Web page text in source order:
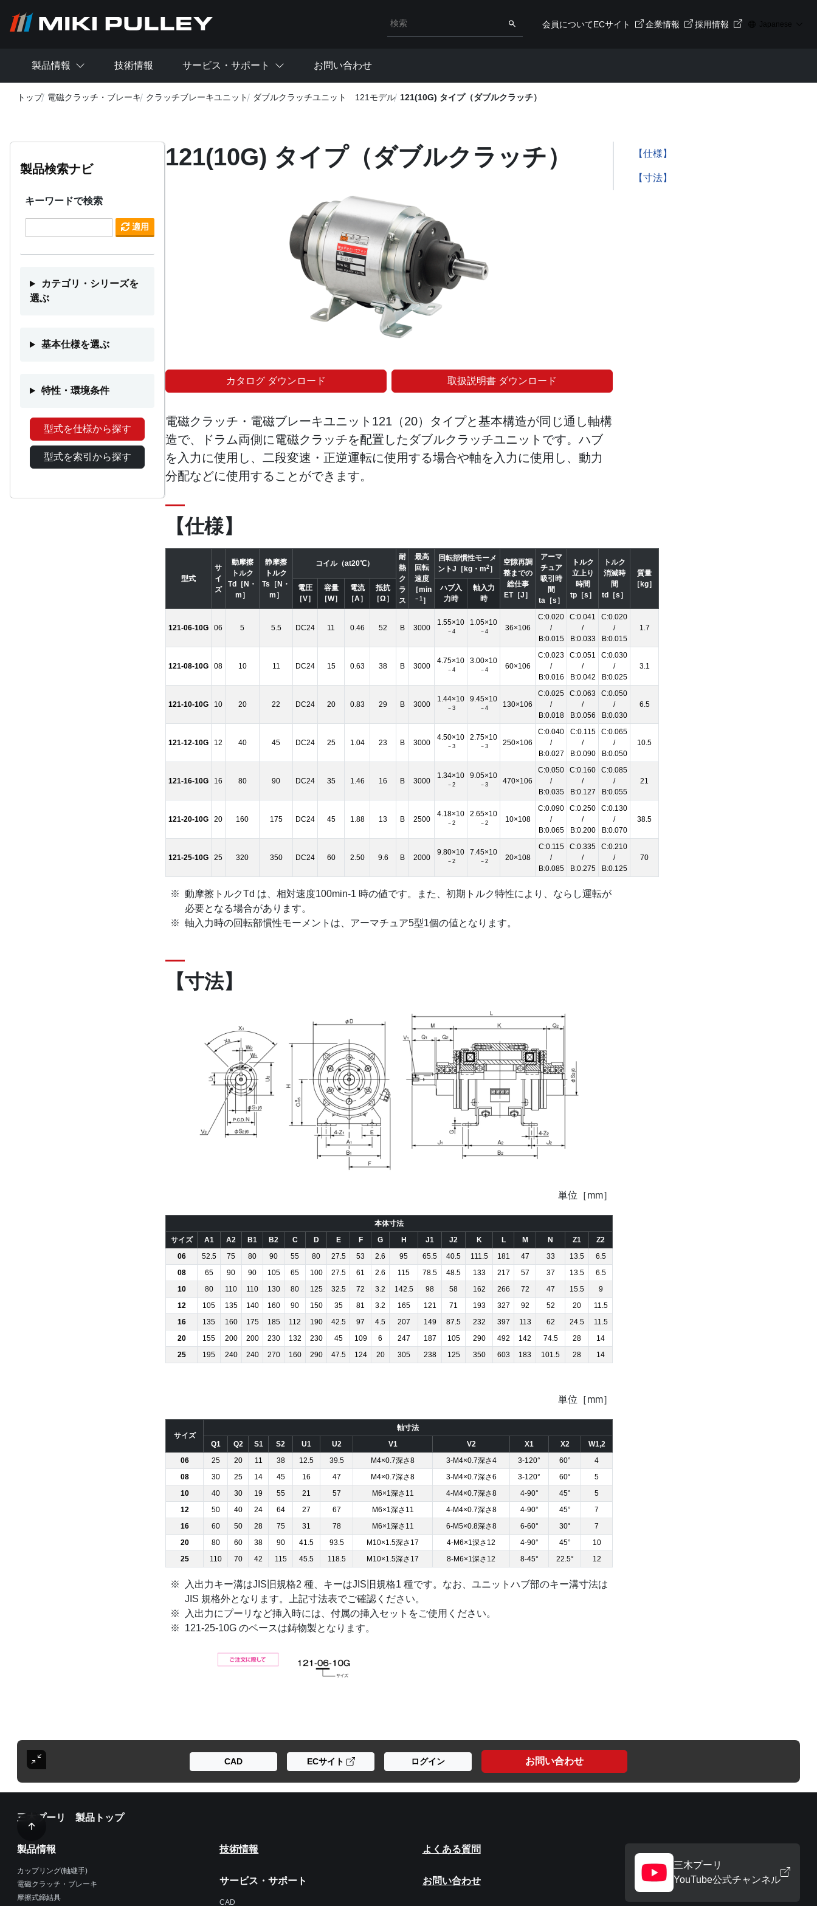
検索キーワード入力 検索
会員についてECサイト 企業情報 採用情報 Japanese
製品情報 技術情報 サービス・サポート お問い合わせ
トップ 電磁クラッチ・ブレーキ クラッチブレーキユニット ダブルクラッチユニット 121モデル 121(10G) タイプ（ダブルクラッチ）
製品検索ナビ
キーワードで検索
適用
カテゴリ・シリーズを
選ぶ
基本仕様を選ぶ
特性・環境条件
型式を仕様から探す
型式を索引から探す
121(10G) タイプ（ダブルクラッチ）
カタログ ダウンロード 取扱説明書 ダウンロード
電磁クラッチ・電磁ブレーキユニット121（20）タイプと基本構造が同じ通し軸構
造で、ドラム両側に電磁クラッチを配置したダブルクラッチユニットです。ハブ
を入力に使用し、二段変速・正逆運転に使用する場合や軸を入力に使用し、動力
分配などに使用することができます。
【仕様】
型式
サ
イ
ズ
動摩擦
トルク
Td［N・
m］
静摩擦
トルク
Ts［N・
m］
コイル（at20℃）
耐
熱
ク
ラ
ス
最高
回転
速度
［min
－1 ］
回転部慣性モーメ
ントJ［kg・m2］
空隙再調
整までの
総仕事
ET［J］
アーマ
チュア
吸引時
間
ta［s］
トルク
立上り
時間
tp［s］
トルク
消滅時
間
td［s］
質量
［kg］
電圧
［V］
容量
［W］
電流
［A］
抵抗
［Ω］
ハブ入
力時
軸入力
時
121-06-10G 06 5 5.5 DC24 11 0.46 52 B 3000
1.55×10
－4
1.05×10
－4 36×106
C:0.020
/
B:0.015
C:0.041
/
B:0.033
C:0.020
/
B:0.015
1.7
121-08-10G 08 10 11 DC24 15 0.63 38 B 3000
4.75×10
－4
3.00×10
－4 60×106
C:0.023
/
B:0.016
C:0.051
/
B:0.042
C:0.030
/
B:0.025
3.1
121-10-10G 10 20 22 DC24 20 0.83 29 B 3000
1.44×10
－3
9.45×10
－4 130×106
C:0.025
/
B:0.018
C:0.063
/
B:0.056
C:0.050
/
B:0.030
6.5
121-12-10G 12 40 45 DC24 25 1.04 23 B 3000
4.50×10
－3
2.75×10
－3 250×106
C:0.040
/
B:0.027
C:0.115
/
B:0.090
C:0.065
/
B:0.050
10.5
121-16-10G 16 80 90 DC24 35 1.46 16 B 3000
1.34×10
－2
9.05×10
－3 470×106
C:0.050
/
B:0.035
C:0.160
/
B:0.127
C:0.085
/
B:0.055
21
121-20-10G 20 160 175 DC24 45 1.88 13 B 2500
4.18×10
－2
2.65×10
－2 10×108
C:0.090
/
B:0.065
C:0.250
/
B:0.200
C:0.130
/
B:0.070
38.5
121-25-10G 25 320 350 DC24 60 2.50 9.6 B 2000
9.80×10
－2
7.45×10
－2 20×108
C:0.115
/
B:0.085
C:0.335
/
B:0.275
C:0.210
/
B:0.125
70
動摩擦トルクTd は、相対速度100min-1 時の値です。また、初期トルク特性により、ならし運転が
必要となる場合があります。
軸入力時の回転部慣性モーメントは、アーマチュア5型1個の値となります。
【寸法】
単位［mm］
本体寸法
サイズ
A1 A2 B1 B2 C D E F G H J1 J2 K L M N Z1
Z2
06
52.5 75 80 90 55 80 27.5 53 2.6 95 65.5 40.5 111.5 181 47 33 13.5
6.5
08
65 90 90 105 65 100 27.5 61 2.6 115 78.5 48.5 133 217 57 37 13.5
6.5
10
80 110 110 130 80 125 32.5 72 3.2 142.5 98 58 162 266 72 47 15.5
9
12
105 135 140 160 90 150 35 81 3.2 165 121 71 193 327 92 52 20
11.5
16
135 160 175 185 112 190 42.5 97 4.5 207 149 87.5 232 397 113 62 24.5
11.5
20
155 200 200 230 132 230 45 109 6 247 187 105 290 492 142 74.5 28
14
25
195 240 240 270 160 290 47.5 124 20 305 238 125 350 603 183 101.5 28 14
単位［mm］
サイズ
軸寸法
Q1
Q2 S1 S2 U1 U2 V1 V2 X1 X2
W1,2
06
25 20 11 38 12.5 39.5 M4×0.7深さ8 3-M4×0.7深さ4 3-120° 60°
4
08
30 25 14 45 16 47 M4×0.7深さ8 3-M4×0.7深さ6 3-120° 60°
5
10
40 30 19 55 21 57 M6×1深さ11 4-M4×0.7深さ8 4-90° 45°
5
12
50 40 24 64 27 67 M6×1深さ11 4-M4×0.7深さ8 4-90° 45°
7
16
60 50 28 75 31 78 M6×1深さ11 6-M5×0.8深さ8 6-60° 30°
7
20
80 60 38 90 41.5 93.5 M10×1.5深さ17 4-M6×1深さ12 4-90° 45°
10
25
110 70 42 115 45.5 118.5 M10×1.5深さ17 8-M6×1深さ12 8-45° 22.5° 12
入出力キー溝はJIS旧規格2 種、キーはJIS旧規格1 種です。なお、ユニットハブ部のキー溝寸法は
JIS 規格外となります。上記寸法表でご確認ください。
入出力にプーリなど挿入時には、付属の挿入セットをご使用ください。
121-25-10G のベースは鋳物製となります。
【仕様】
【寸法】
CAD ECサイト ログイン お問い合わせ
三木プーリ 製品トップ
製品情報
カップリング(軸継手)
電磁クラッチ・ブレーキ
摩擦式締結具
技術情報
サービス・サポート
CAD
よくある質問
お問い合わせ
三木プーリ
YouTube公式チャンネル